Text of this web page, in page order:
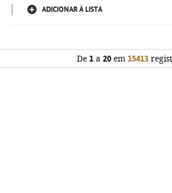
ADICIONAR À LISTA
De 1 a 20 em 15413